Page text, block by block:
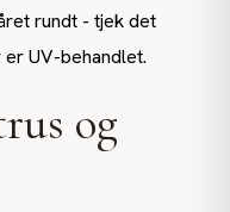
rundt - tjek det
UV-behandlet.
og